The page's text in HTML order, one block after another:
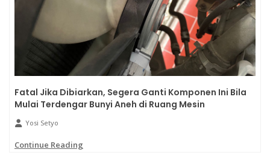
Fatal Jika Dibiarkan, Segera Ganti Komponen Ini Bila
Mulai Terdengar Bunyi Aneh di Ruang Mesin
Yosi Setyo
Continue Reading